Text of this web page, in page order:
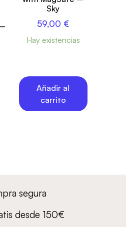
Sky
59,00 €
Hay existencias
Añadir al
carrito
segura
desde 150€